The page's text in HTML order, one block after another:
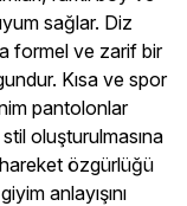
sağlar. Diz
formel ve zarif bir
Kısa ve spor
pantolonlar
oluşturulmasına
hareket özgürlüğü
anlayışını